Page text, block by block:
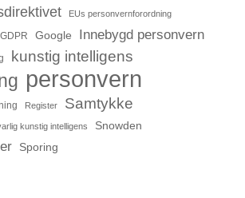
EUs personvernforordning
GDPR Google Innebygd personvern
kunstig intelligens
personvern
Register Samtykke
kunstig intelligens Snowden
Sporing